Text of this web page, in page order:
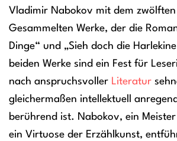
Vladimir Nabokov mit dem zwölften
Gesammelten Werke, der die
Dinge“ und „Sieh doch die
beiden Werke sind ein Fest für
nach anspruchsvoller Literatur
gleichermaßen intellektuell
berührend ist. Nabokov, ein
ein Virtuose der Erzählkunst,